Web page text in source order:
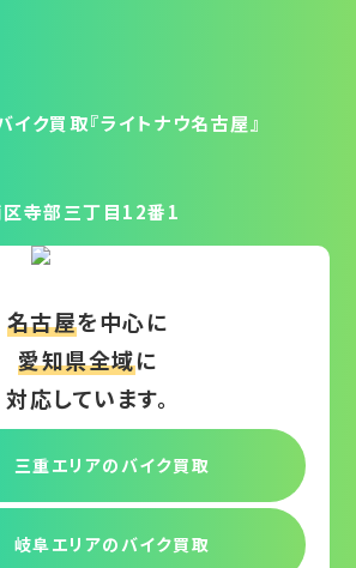
寺部三丁目12番1
名古屋を中心に
愛知県全域に
対応しています。
三重エリアのバイク買取
岐阜エリアのバイク買取